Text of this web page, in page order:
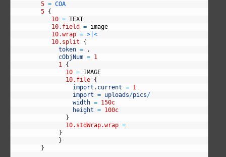
5 = COA
5 {
10 = TEXT
10.field
= image
10.wrap = > <
10.split
{
token =
,
cObjNum = 1
1 {
10 = IMAGE
10.file {
import . current = 1
import = uploads/pics/
width = 150c
height = 100c
}
10.stdWrap.wrap =
}
}
}